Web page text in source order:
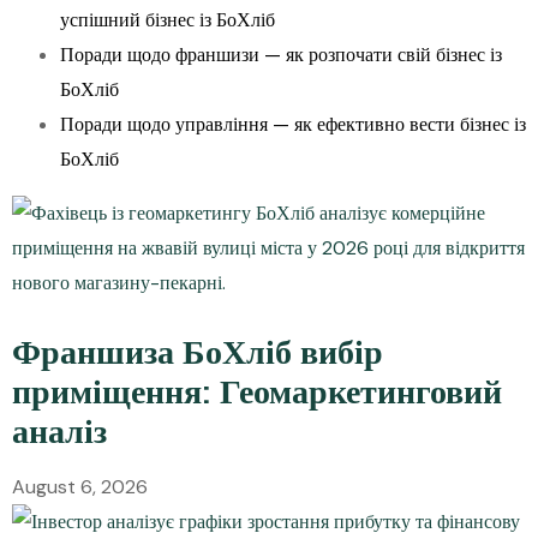
успішний бізнес із БоХліб
Поради щодо франшизи — як розпочати свій бізнес із
БоХліб
Поради щодо управління — як ефективно вести бізнес із
БоХліб
Франшиза БоХліб вибір
приміщення: Геомаркетинговий
аналіз
August 6, 2026